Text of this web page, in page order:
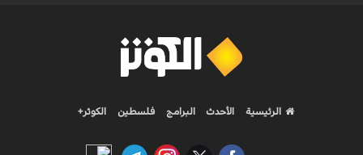
الرئيسية الأحدث البرامج فلسطين الكوثر+